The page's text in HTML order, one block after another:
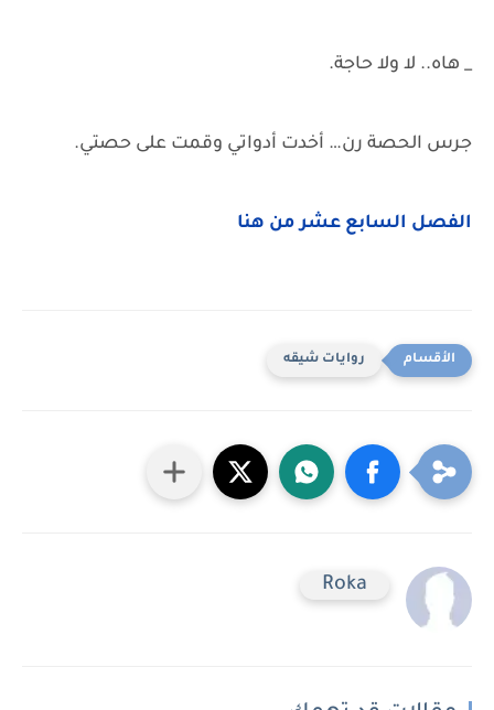
_ هاه.. لا ولا حاجة.
جرس الحصة رن… أخدت أدواتي وقمت على حصتي.
الفصل السابع عشر من هنا
روايات شيقه
Roka